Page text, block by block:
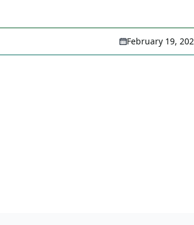
February 19,